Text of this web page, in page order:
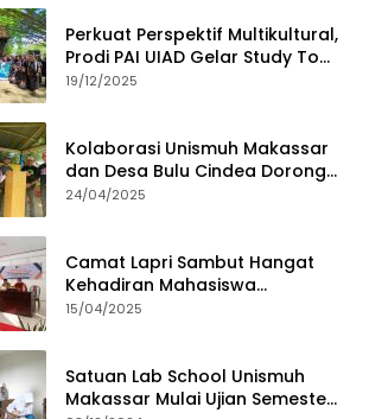
Perkuat Perspektif Multikultural,
Prodi PAI UIAD Gelar Study Tour
ke Kajang
19/12/2025
Kolaborasi Unismuh Makassar
dan Desa Bulu Cindea Dorong
Sentra Garam Industri
24/04/2025
Camat Lapri Sambut Hangat
Kehadiran Mahasiswa
PoltekMu
15/04/2025
Satuan Lab School Unismuh
Makassar Mulai Ujian Semester,